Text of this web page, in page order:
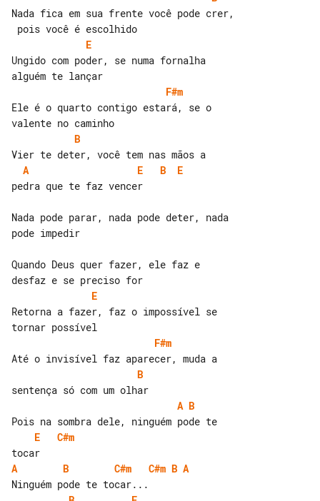
Nada fica em sua frente você pode crer,
E
Ungido com poder, se numa fornalha
F#m
Ele é o quarto contigo estará, se o
B
A
E B
E
pedra que te faz vencer
Nada pode parar, nada pode deter, nada
pode impedir
Quando Deus quer fazer, ele faz e
E
Retorna a fazer, faz o impossível se
F#m
B
A B
E
C#m
A
B C#m C#m B A